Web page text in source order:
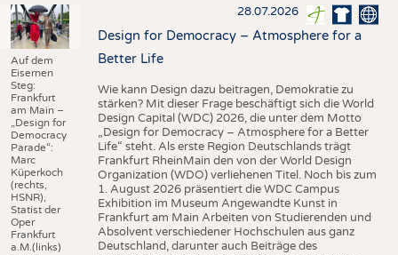
Auf dem
Eisernen
Steg:
Frankfurt
am Main –
„Design for
Democracy
Parade“:
Marc
Küperkoch
(rechts,
HSNR),
Statist der
Oper
Frankfurt
a.M.(links)
28.07.2026
Design for Democracy – Atmosphere for a
Better Life
Wie kann Design dazu beitragen, Demokratie zu
stärken? Mit dieser Frage beschäftigt sich die World
Design Capital (WDC) 2026, die unter dem Motto
„Design for Democracy – Atmosphere for a Better
Life“ steht. Als erste Region Deutschlands trägt
Frankfurt RheinMain den von der World Design
Organization (WDO) verliehenen Titel. Noch bis zum
1. August 2026 präsentiert die WDC Campus
Exhibition im Museum Angewandte Kunst in
Frankfurt am Main Arbeiten von Studierenden und
Absolvent verschiedener Hochschulen aus ganz
Deutschland, darunter auch Beiträge des